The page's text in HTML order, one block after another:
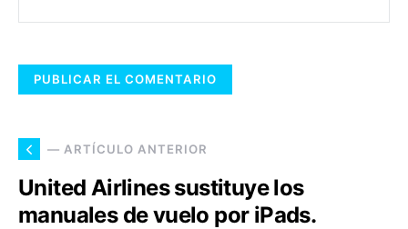
— ARTÍCULO ANTERIOR
United Airlines sustituye los
manuales de vuelo por iPads.